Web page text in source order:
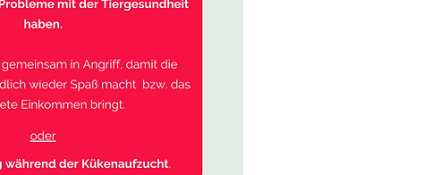
Per E-Mail
schon betrittst du